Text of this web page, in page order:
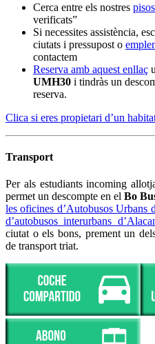
Cerca entre els nostres
verificats”
Si necessites assistència,
ciutats i pressupost o
contactem
Reserva amb aquest enllaç
UMH30 i tindràs un
reserva.
Clica si eres propietari d’un
Transport
Per als estudiants incoming
permet un descompte en el Bo
les oficines d’Autobusos Urbans
d’autobusos interurbans
ciutat o els bons, prement un
de transport triat.